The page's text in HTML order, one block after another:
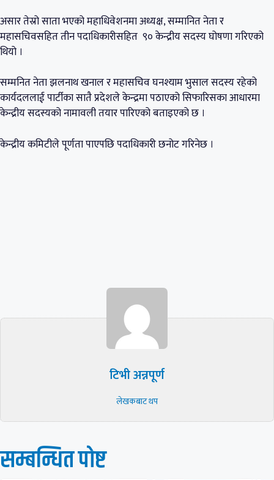
असार तेस्रो साता भएको महाधिवेशनमा अध्यक्ष, सम्मानित नेता र
महासचिवसहित तीन पदाधिकारीसहित ९० केन्द्रीय सदस्य घोषणा गरिएको
थियो ।
सम्मनित नेता झलनाथ खनाल र महासचिव घनश्याम भुसाल सदस्य रहेको
कार्यदललाई पार्टीका सातै प्रदेशले केन्द्रमा पठाएको सिफारिसका आधारमा
केन्द्रीय सदस्यको नामावली तयार पारिएको बताइएको छ ।
केन्द्रीय कमिटीले पूर्णता पाएपछि पदाधिकारी छनोट गरिनेछ ।
टिभी अन्नपूर्ण
लेखकबाट थप
सम्बन्धित पाेष्ट